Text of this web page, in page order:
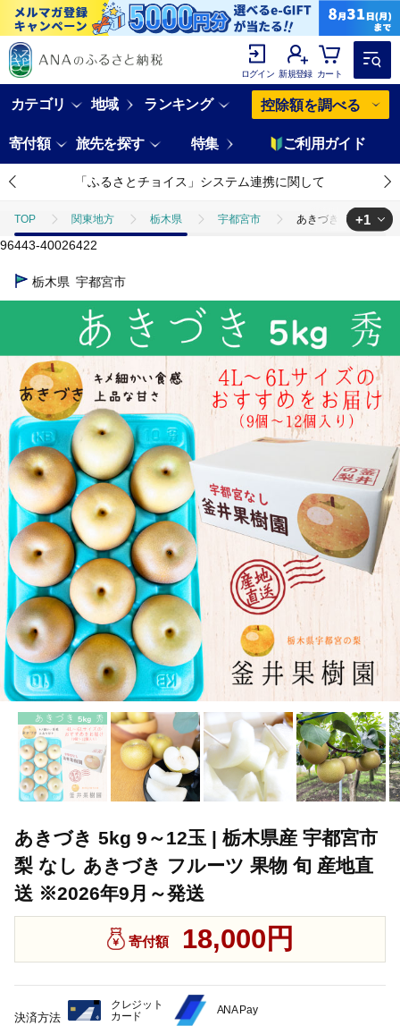
ログイン 新規登録 カート
カテゴリ 地域 ランキング 控除額を調べる
寄付額 旅先を探す 特集 ご利用ガイド
「ふるさとチョイス」システム連携に関して
TOP 関東地方 栃木県 宇都宮市 あきづき 5kg 9～12
TOP フルーツ
+1
96443-40026422
栃木県 宇都宮市
あきづき 5kg 9～12玉 | 栃木県産 宇都宮市
梨 なし あきづき フルーツ 果物 旬 産地直
送 ※2026年9月～発送
寄付額 18,000円
決済方法
クレジット
カード
ANA Pay